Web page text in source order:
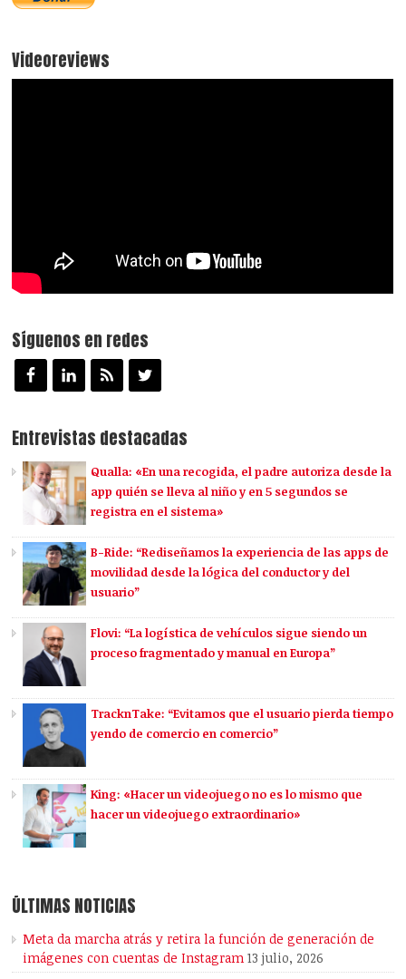
Videoreviews
Síguenos en redes
Entrevistas destacadas
Qualla: «En una recogida, el padre autoriza desde la
app quién se lleva al niño y en 5 segundos se
registra en el sistema»
B-Ride: “Rediseñamos la experiencia de las apps de
movilidad desde la lógica del conductor y del
usuario”
Flovi: “La logística de vehículos sigue siendo un
proceso fragmentado y manual en Europa”
TracknTake: “Evitamos que el usuario pierda tiempo
yendo de comercio en comercio”
King: «Hacer un videojuego no es lo mismo que
hacer un videojuego extraordinario»
ÚLTIMAS NOTICIAS
Meta da marcha atrás y retira la función de generación de
imágenes con cuentas de Instagram 13 julio, 2026